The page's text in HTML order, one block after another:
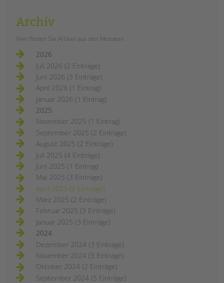
Archiv
Hier finden Sie Artikel aus den Monaten
2026
Juli 2026 (2 Einträge)
Juni 2026 (3 Einträge)
April 2026 (1 Eintrag)
Januar 2026 (1 Eintrag)
2025
November 2025 (1 Eintrag)
September 2025 (2 Einträge)
August 2025 (2 Einträge)
Juli 2025 (4 Einträge)
Juni 2025 (1 Eintrag)
Mai 2025 (3 Einträge)
April 2025 (2 Einträge)
März 2025 (2 Einträge)
Februar 2025 (3 Einträge)
Januar 2025 (3 Einträge)
2024
Dezember 2024 (3 Einträge)
November 2024 (3 Einträge)
Oktober 2024 (2 Einträge)
September 2024 (5 Einträge)